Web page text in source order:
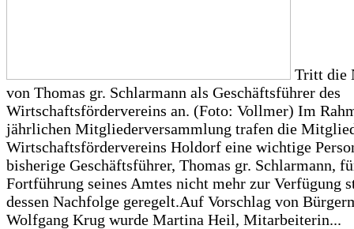
Tritt die
von Thomas gr. Schlarmann als Geschäftsführer des
Wirtschaftsfördervereins an. (Foto: Vollmer) Im
jährlichen Mitgliederversammlung trafen die
Wirtschaftsfördervereins Holdorf eine wichtige
bisherige Geschäftsführer, Thomas gr. Schlarmann,
Fortführung seines Amtes nicht mehr zur Verfügung
dessen Nachfolge geregelt.Auf Vorschlag von
Wolfgang Krug wurde Martina Heil, Mitarbeiterin...